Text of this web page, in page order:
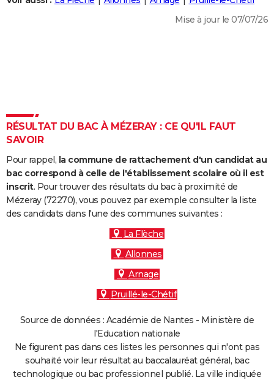
DICTIONNAIRE
Dictionnaire
Biographies
Citations
Expressions
Proverbes
PROGRAMME TV
COPAINS D'AVANT
S'inscrire
Se connecter
Lycées
Collèges
Primaires
Universités
Entreprises
Service militaire
Avis de recherche
AVIS DE DÉCÈS
FORUM
Mise à jour le 07/07/26
RÉSULTAT DU BAC À MÉZERAY : CE QU'IL FAUT
SAVOIR
Pour rappel, la commune de rattachement d'un candidat au
bac correspond à celle de l'établissement scolaire où il est
inscrit. Pour trouver des résultats du bac à proximité de
Mézeray (72270), vous pouvez par exemple consulter la liste
des candidats dans l'une des communes suivantes :
La Flèche
Allonnes
Arnage
Pruillé-le-Chétif
Source de données : Académie de Nantes - Ministère de
l'Education nationale
Ne figurent pas dans ces listes les personnes qui n'ont pas
souhaité voir leur résultat au baccalauréat général, bac
technologique ou bac professionnel publié. La ville indiquée